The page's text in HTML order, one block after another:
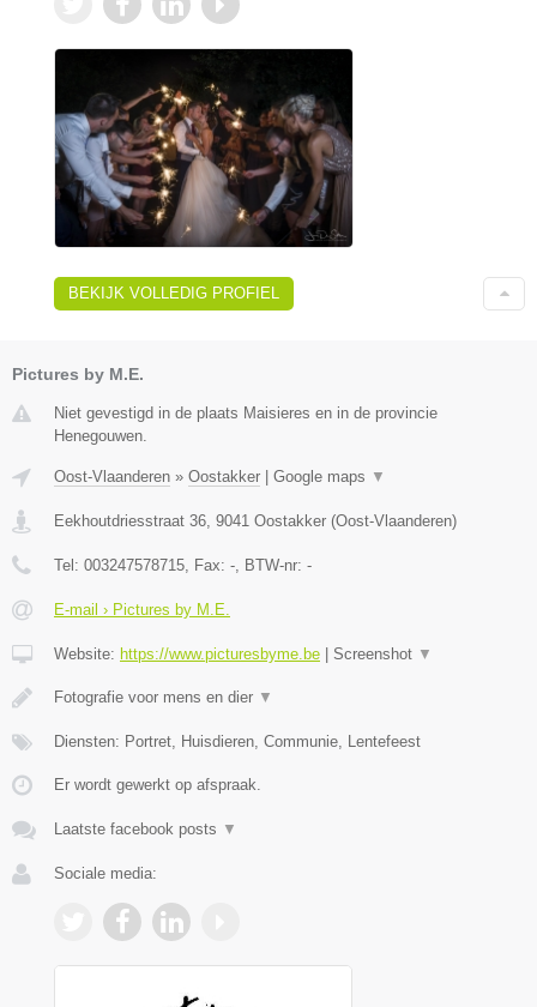
BEKIJK VOLLEDIG PROFIEL
Pictures by M.E.
Niet gevestigd in de plaats Maisieres en in de provincie
Henegouwen.
Oost-Vlaanderen » Oostakker | Google maps ▼
Eekhoutdriesstraat 36 9041 Oostakker (Oost-Vlaanderen)
Tel: 003247578715 , Fax: - , BTW-nr: -
E-mail › Pictures by M.E.
Website: https://www.picturesbyme.be | Screenshot ▼
Fotografie voor mens en dier ▼
Diensten: Portret, Huisdieren, Communie, Lentefeest
Er wordt gewerkt op afspraak.
Laatste facebook posts ▼
Sociale media: